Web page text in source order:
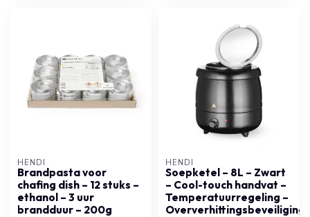
HENDI
Brandpasta voor
chafing dish – 12 stuks –
ethanol – 3 uur
brandduur – 200g
HENDI
Soepketel – 8L – Zwart
– Cool-touch handvat –
Temperatuurregeling –
Oververhittingsbeveiliging